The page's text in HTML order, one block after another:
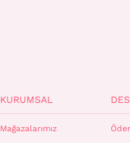
KURUMSAL
Mağazalarımız